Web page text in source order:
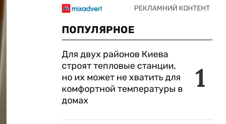
ПОПУЛЯРНОЕ
1
Для двух районов Киева
строят тепловые станции,
но их может не хватить для
комфортной температуры в
домах